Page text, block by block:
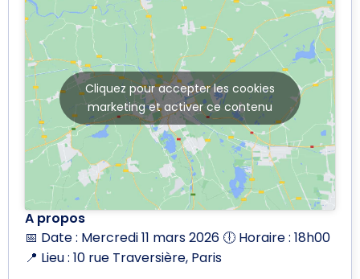
Cliquez pour accepter les cookies
marketing et activer ce contenu
A propos
📅 Date : Mercredi 11 mars 2026 🕕 Horaire : 18h00
📍 Lieu : 10 rue Traversière, Paris